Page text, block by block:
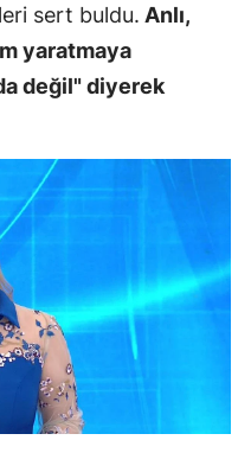
sert buldu. Anlı,
yaratmaya
değil" diyerek